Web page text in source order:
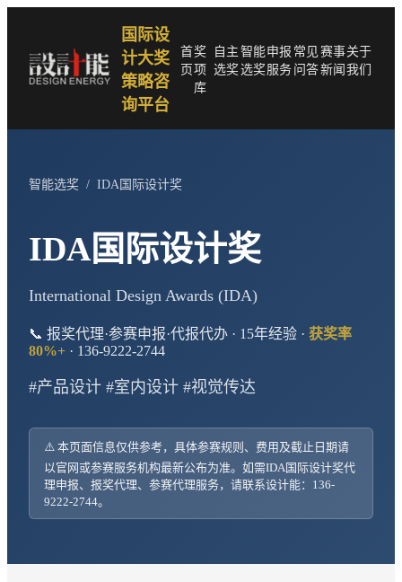
国际设
计大奖
策略咨
询平台
首
页
奖
项
库
自主
选奖
智能
选奖
申报
服务
常见
问答
赛事
新闻
关于
我们
智能选奖 / IDA国际设计奖
IDA国际设计奖
International Design Awards (IDA)
📞 报奖代理·参赛申报·代报代办 · 15年经验 · 获奖率
80%+ · 136-9222-2744
#产品设计 #室内设计 #视觉传达
⚠️ 本页面信息仅供参考，具体参赛规则、费用及截止日期请
以官网或参赛服务机构最新公布为准。如需IDA国际设计奖代
理申报、报奖代理、参赛代理服务，请联系设计能：136-
9222-2744。